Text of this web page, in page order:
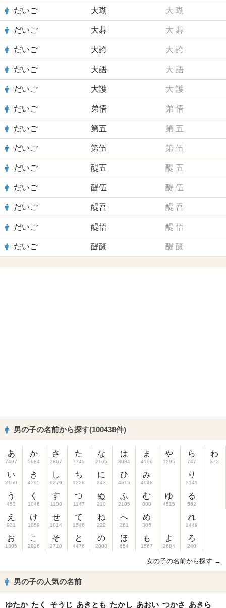
だいご 大瑚 大 瑚
だいご 大碁 大 碁
だいご 大誇 大 誇
だいご 大語 大 語
だいご 大護 大 護
だいご 弟悟 弟 悟
だいご 第五 第 五
だいご 第伍 第 伍
だいご 醍五 醍 五
だいご 醍伍 醍 伍
だいご 醍吾 醍 吾
だいご 醍悟 醍 悟
だいご 醍醐 醍 醐
男の子の名前から探す(100438件)
あ
7497
い
2150
う
453
え
931
お
1305
か
5684
き
4295
く
1046
け
1859
こ
2826
さ
2867
し
6279
す
1108
せ
1814
そ
2710
た
7745
ち
1226
つ
1147
て
1546
と
4476
な
2165
に
243
ぬ
210
ね
222
の
2008
は
3084
ひ
4615
ふ
2105
へ
261
ほ
654
ま
4166
み
4048
む
800
め
306
も
1567
や
1295
ゆ
4515
よ
2684
ら
747
り
3141
る
562
れ
1449
ろ
240
わ
372
女の子の名前から探す →
男の子の人気の名前
ゆたか たく そうじ あきとも たかし あおい つかさ あきら